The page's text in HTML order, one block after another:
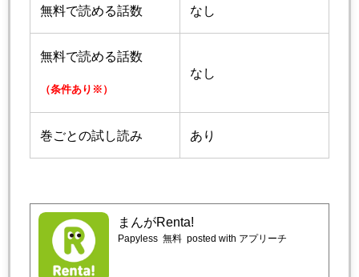
無料で読める話数 なし
無料で読める話数
（条件あり※）
なし
巻ごとの試し読み あり
まんがRenta!
Papyless 無料 posted with アプリーチ